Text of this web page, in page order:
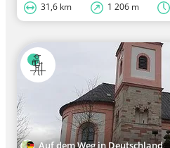
31,6 km 1 206 m
Auf dem Weg in Deutschland